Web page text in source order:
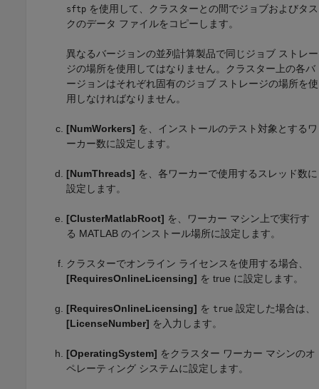
sftp を使用して、クラスターとの間でジョブおよびタス
クのデータ ファイルをコピーします。
異なるバージョンの並列計算製品で同じジョブ ストレー
ジの場所を使用してはなりません。クラスター上の各バ
ージョンはそれぞれ固有のジョブ ストレージの場所を使
用しなければなりません。
[NumWorkers] を、インストールのテスト対象とするワ
ーカー数に設定します。
[NumThreads] を、各ワーカーで使用するスレッド数に
設定します。
[ClusterMatlabRoot] を、ワーカー マシン上で実行す
る MATLAB のインストール場所に設定します。
クラスターでオンライン ライセンスを使用する場合、
[RequiresOnlineLicensing] を true に設定します。
[RequiresOnlineLicensing] を true 設定した場合は、
[LicenseNumber] を入力します。
[OperatingSystem] をクラスター ワーカー マシンのオ
ペレーティング システムに設定します。